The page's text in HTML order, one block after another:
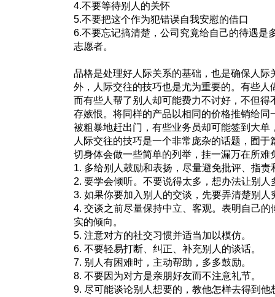
4.不要等待别人的关怀
5.不要把这个作为犯错误自我安慰的借口
6.不要忘记搞清楚，公司究竟给自己的待遇是
志愿者。
品格是处理好人际关系的基础，也是确保人际
外，人际交往的技巧也是尤为重要的。有些人
而有些人帮了别人却可能费力不讨好，不但得
存嫉恨。将同样的产品以相同的价格推销给同
被粗暴地赶出门，有些业务员却可能签到大单
人际交往的技巧是一个非常庞杂的话题，囿
切身体会做一些简单的列举，挂一漏万在所难
1. 多给别人鼓励和表扬，尽量避免批评、指
2. 要学会倾听。不要说得太多，想办法让别人
3. 如果你要加入别人的交谈，先要弄清楚别人
4. 交谈之前尽量保持中立、客观。表明自己
实的倾向。
5. 注意对方的社交习惯并适当加以模仿。
6. 不要轻易打断、纠正、补充别人的谈话。
7. 别人有困难时，主动帮助，多多鼓励。
8. 不要因为对方是亲朋好友而不注意礼节。
9. 尽可能谈论别人想要的，教他怎样去得到他